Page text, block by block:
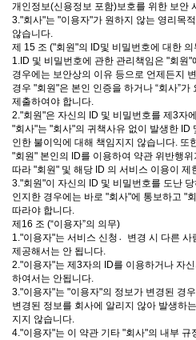
개인정보(신용정보 포함)보호를 위한 보안
3."회사"는 "이용자"가 원하지 않는 영리목
않습니다.
제 15 조 ("회원"의 ID및 비밀번호에 대한 의
1.ID 및 비밀번호에 관한 관리책임은 "회원
경우에는 보안상의 이유 등으로 언제든지
경우 "회원"은 본인 인증을 하거나 “회사”
제출하여야 합니다.
2."회원"은 자신의 ID 및 비밀번호를 제3자
"회사"는 "회사"의 귀책사유 없이 발생한 ID
인한 불이익에 대해 책임지지 않습니다. 또
"회원" 본인의 ID를 이용하여 약관 위반행
따라 "회원" 및 해당 ID 의 서비스 이용이 제
3."회원"이 자신의 ID 및 비밀번호를 도난
인지한 경우에는 바로 "회사"에 통보하고 "
따라야 합니다.
제16 조 (“이용자”의 의무)
1."이용자"는 서비스 신청변〮경 시 다른 사
제공해서는 안 됩니다.
2."이용자"는 제3자의 ID를 이용하거나 자
하여서는 안됩니다.
3."이용자"는 "이용자"의 정보가 변경된 경
변경된 정보를 회사에 알리지 않아 발생하
지지 않습니다.
4."이용자"는 이 약관 기타 "회사"의 내부